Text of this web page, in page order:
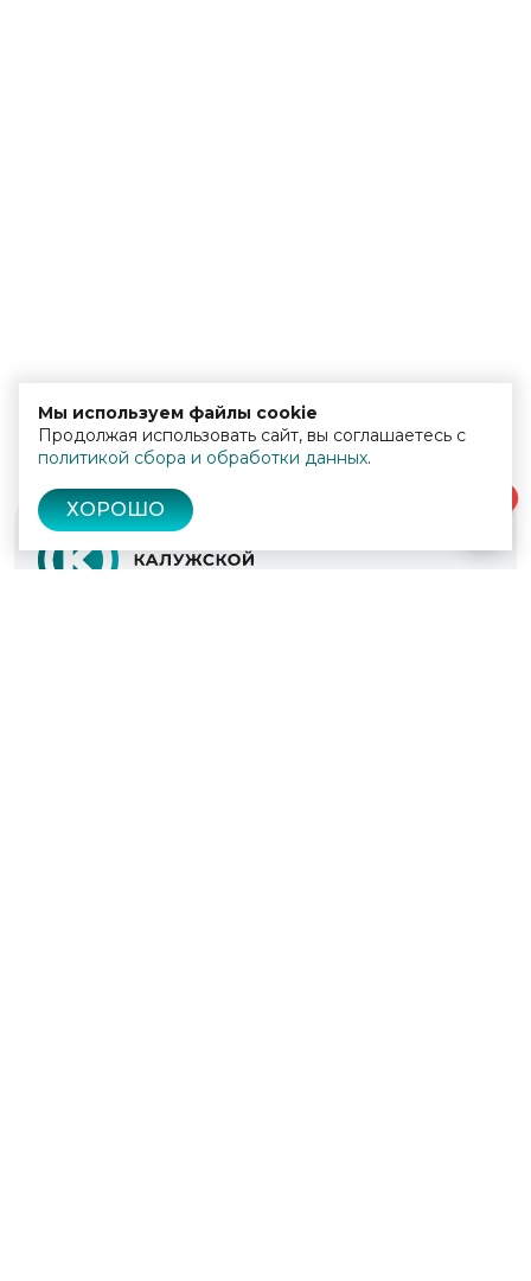
Мы используем файлы cookie
Продолжая использовать сайт, вы соглашаетесь с
политикой сбора и обработки данных.
ХОРОШО